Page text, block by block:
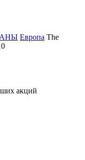
Европа The
акций